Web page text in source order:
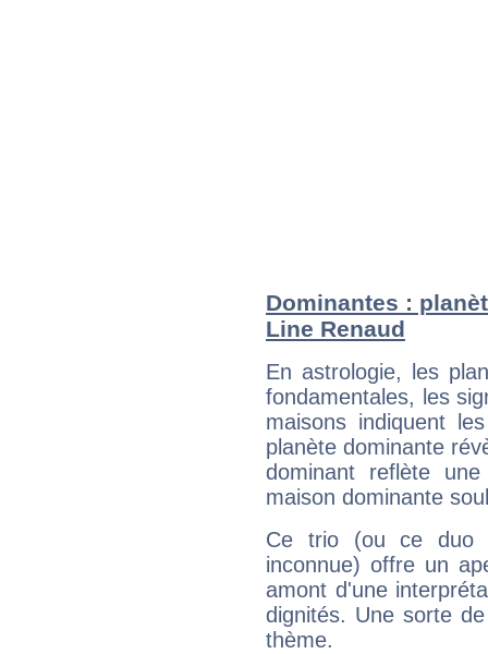
Dominantes :
Line Renaud
En astrologie, les
fondamentales, les
maisons indiquent
planète dominante
dominant reflète
maison dominante
Ce trio (ou ce duo
inconnue) offre un
amont d'une
dignités. Une sorte
thème.